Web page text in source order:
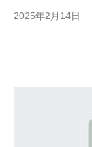
很大的不便。为了
2025年2月14日